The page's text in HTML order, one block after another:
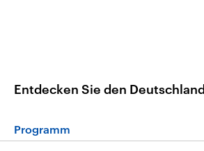
Entdecken Sie den
Programm